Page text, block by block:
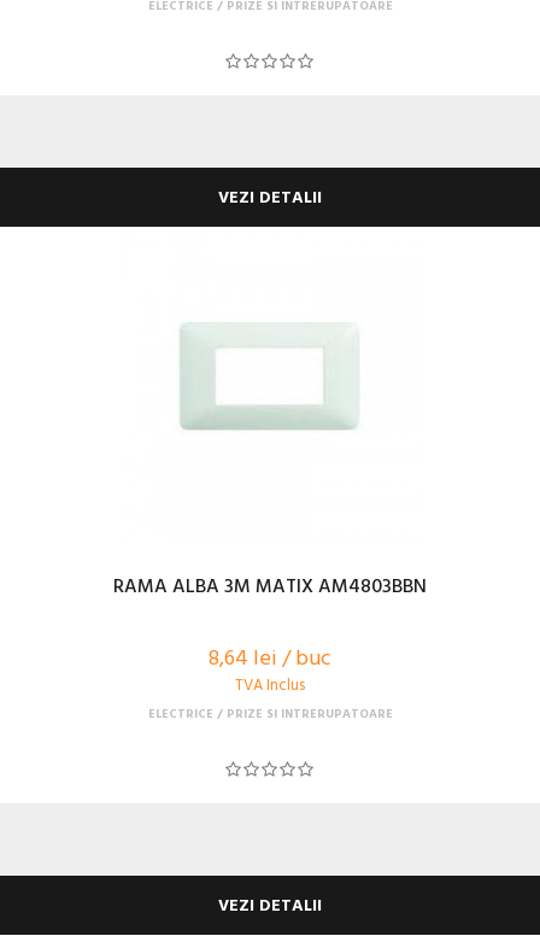
ELECTRICE PRIZE SI INTRERUPATOARE
VEZI DETALII
RAMA ALBA 3M MATIX AM4803BBN
8,64 lei / buc
TVA Inclus
ELECTRICE PRIZE SI INTRERUPATOARE
VEZI DETALII